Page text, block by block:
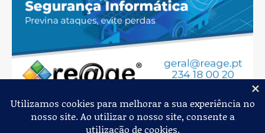
Jornal de Albergaria,2026© Todos os Direitos Reservados